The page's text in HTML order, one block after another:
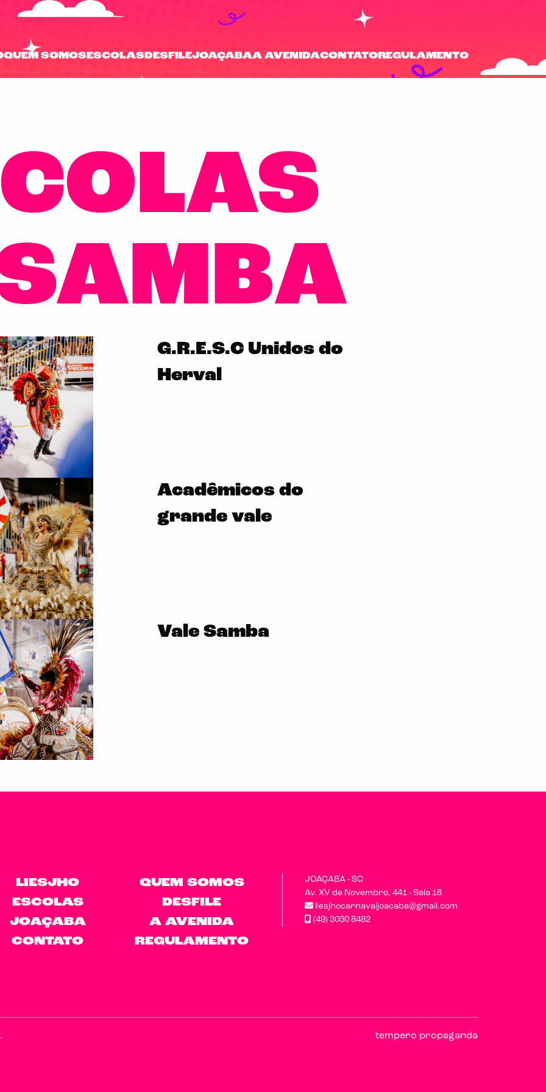
QUEM SOMOS ESCOLAS DESFILEJOAÇABAA AVENIDACONTATO REGULAMENTO
G.R.E.S.C Unidos do
Herval
Acadêmicos do
grande vale
Vale Samba
LIESJHO
QUEM SOMOS
ESCOLAS
DESFILE
JOAÇABA
A AVENIDA
CONTATO
REGULAMENTO
JOAÇABA - SC
Av. XV de Novembro, 441 - Sala 18
liesjhocarnavaljoacaba@gmail.com
(49) 3030 8482
tempero propaganda